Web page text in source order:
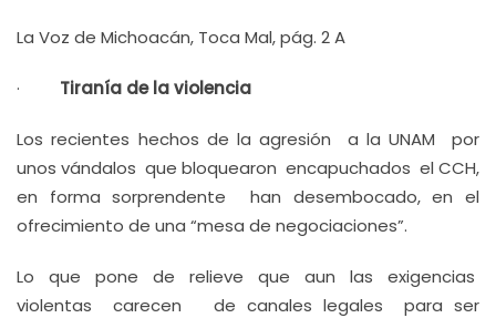
La Voz de Michoacán, Toca Mal, pág. 2 A
· Tiranía de la violencia
Los recientes hechos de la agresión a la UNAM por
unos vándalos que bloquearon encapuchados el CCH,
en forma sorprendente han desembocado, en el
ofrecimiento de una “mesa de negociaciones”.
Lo que pone de relieve que aun las exigencias
violentas carecen de canales legales para ser